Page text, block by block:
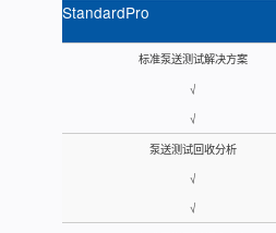
StandardPro
标准泵送测试解决方案
√
√
泵送测试回收分析
√
√